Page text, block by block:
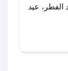
الفطر، عيد
رمضان،
خاصة